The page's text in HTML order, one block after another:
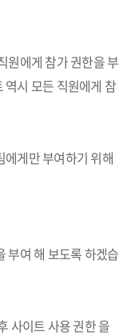
원에게 참가 권한을 부
역시 모든 직원에게 참
에게만 부여하기 위해
부여 해 보도록 하겠습
사이트 사용 권한 을